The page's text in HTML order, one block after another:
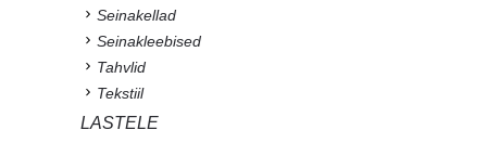
Seinakellad
Seinakleebised
Tahvlid
Tekstiil
LASTELE